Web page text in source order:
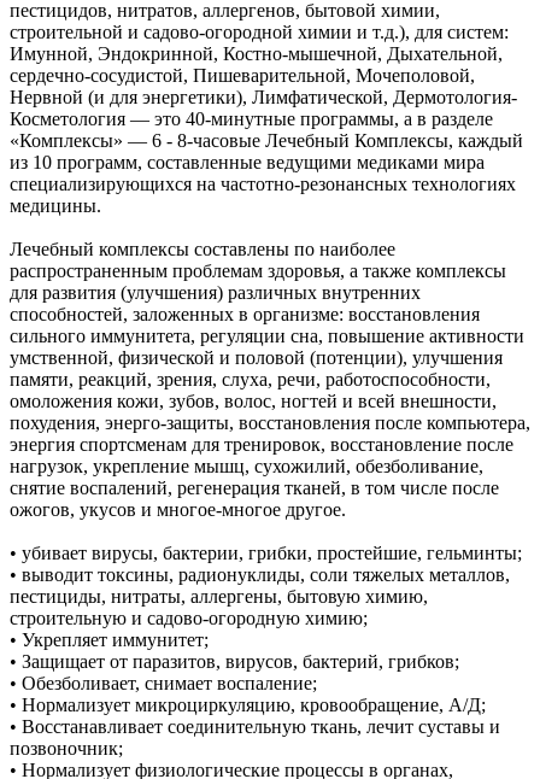
пестицидов, нитратов, аллергенов, бытовой химии,
строительной и садово-огородной химии и т.д.), для систем:
Имунной, Эндокринной, Костно-мышечной, Дыхательной,
сердечно-сосудистой, Пишеварительной, Мочеполовой,
Нервной (и для энергетики), Лимфатической, Дермотология-
Косметология — это 40-минутные программы, а в разделе
«Комплексы» — 6 - 8-часовые Лечебный Комплексы, каждый
из 10 программ, составленные ведущими медиками мира
специализирующихся на частотно-резонансных технологиях
медицины.
Лечебный комплексы составлены по наиболее
распространенным проблемам здоровья, а также комплексы
для развития (улучшения) различных внутренних
способностей, заложенных в организме: восстановления
сильного иммунитета, регуляции сна, повышение активности
умственной, физической и половой (потенции), улучшения
памяти, реакций, зрения, слуха, речи, работоспособности,
омоложения кожи, зубов, волос, ногтей и всей внешности,
похудения, энерго-защиты, восстановления после компьютера,
энергия спортсменам для тренировок, восстановление после
нагрузок, укрепление мышц, сухожилий, обезболивание,
снятие воспалений, регенерация тканей, в том числе после
ожогов, укусов и многое-многое другое.
• убивает вирусы, бактерии, грибки, простейшие, гельминты;
• выводит токсины, радионуклиды, соли тяжелых металлов,
пестициды, нитраты, аллергены, бытовую химию,
строительную и садово-огородную химию;
• Укрепляет иммунитет;
• Защищает от паразитов, вирусов, бактерий, грибков;
• Обезболивает, снимает воспаление;
• Нормализует микроциркуляцию, кровообращение, А/Д;
• Восстанавливает соединительную ткань, лечит суставы и
позвоночник;
• Нормализует физиологические процессы в органах,